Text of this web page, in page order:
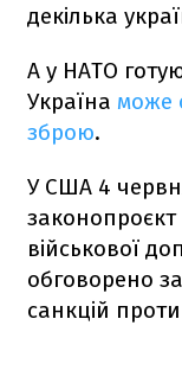
декілька
А у НАТО
Україна може
зброю.
У США 4
військової
обговорено
санкцій проти